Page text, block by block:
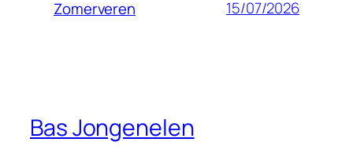
Zomerveren 15/07/2026
Bas Jongenelen